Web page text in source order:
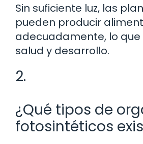
Sin suficiente luz, las
pueden producir
adecuadamente, lo
salud y desarrollo.
2.
¿Qué tipos de
fotosintéticos